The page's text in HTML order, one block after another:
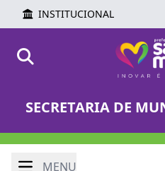
INSTITUCIONAL
SECRETARIA DE
MENU